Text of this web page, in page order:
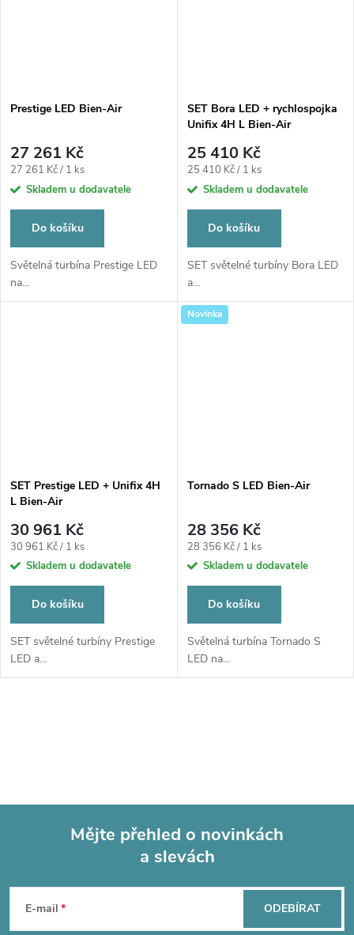
Prestige LED Bien-Air
27 261 Kč
Měrná
cena:
27 261 Kč / 1 ks
Skladem u dodavatele
Do košíku
Světelná turbína Prestige LED
na...
SET Bora LED + rychlospojka
Unifix 4H L Bien-Air
25 410 Kč
Měrná
cena:
25 410 Kč / 1 ks
Skladem u dodavatele
Do košíku
SET světelné turbíny Bora LED
a...
SET Prestige LED + Unifix 4H
L Bien-Air
30 961 Kč
Měrná
cena:
30 961 Kč / 1 ks
Skladem u dodavatele
Do košíku
SET světelné turbíny Prestige
LED a...
Novinka
Tornado S LED Bien-Air
28 356 Kč
Měrná
cena:
28 356 Kč / 1 ks
Skladem u dodavatele
Do košíku
Světelná turbína Tornado S
LED na...
a
Mějte přehled o novinkách
a slevách
E-mail ODEBÍRAT